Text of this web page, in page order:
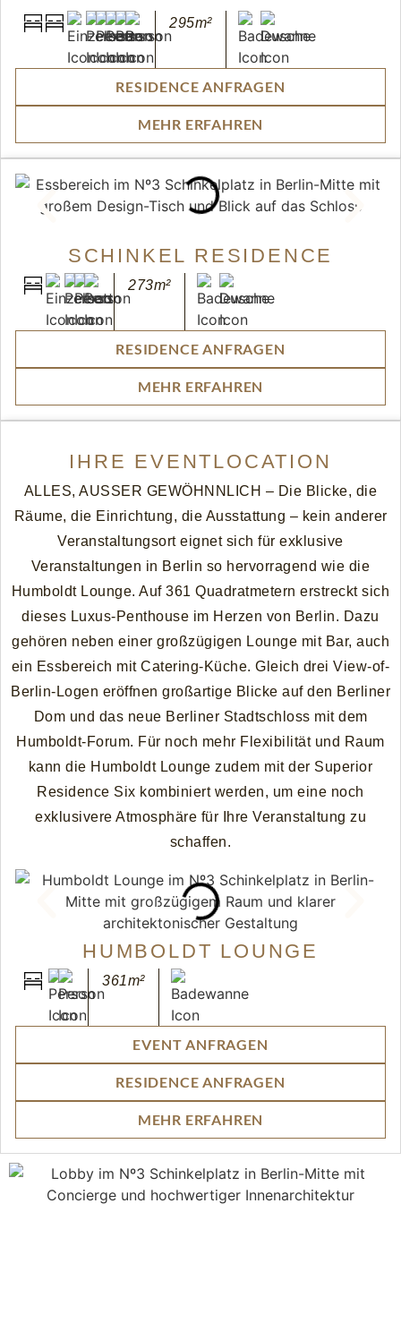
295m²
RESIDENCE ANFRAGEN
MEHR ERFAHREN
SCHINKEL RESIDENCE
273m²
RESIDENCE ANFRAGEN
MEHR ERFAHREN
IHRE EVENTLOCATION
ALLES, AUSSER GEWÖHNNLICH – Die Blicke, die
Räume, die Einrichtung, die Ausstattung – kein anderer
Veranstaltungsort eignet sich für exklusive
Veranstaltungen in Berlin so hervorragend wie die
Humboldt Lounge. Auf 361 Quadratmetern erstreckt sich
dieses Luxus-Penthouse im Herzen von Berlin. Dazu
gehören neben einer großzügigen Lounge mit Bar, auch
ein Essbereich mit Catering-Küche. Gleich drei View-of-
Berlin-Logen eröffnen großartige Blicke auf den Berliner
Dom und das neue Berliner Stadtschloss mit dem
Humboldt-Forum. Für noch mehr Flexibilität und Raum
kann die Humboldt Lounge zudem mit der Superior
Residence Six kombiniert werden, um eine noch
exklusivere Atmosphäre für Ihre Veranstaltung zu
schaffen.
HUMBOLDT LOUNGE
361m²
EVENT ANFRAGEN
RESIDENCE ANFRAGEN
MEHR ERFAHREN